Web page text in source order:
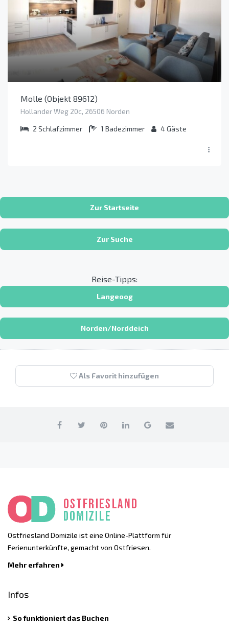
Molle (Objekt 89612)
Hollander Weg 20c, 26506 Norden
2 Schlafzimmer 1 Badezimmer 4Gäste
Zur Startseite
Zur Suche
Reise-Tipps:
Langeoog
Norden/Norddeich
Als Favorit hinzufügen
Ostfriesland Domizile ist eine Online-Plattform für
Ferienunterkünfte, gemacht von Ostfriesen.
Mehr erfahren
Infos
So funktioniert das Buchen